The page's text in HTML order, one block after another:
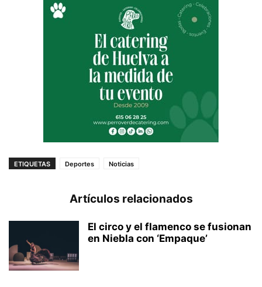
ETIQUETAS Deportes Noticias
Artículos relacionados
El circo y el flamenco se fusionan
en Niebla con ‘Empaque’